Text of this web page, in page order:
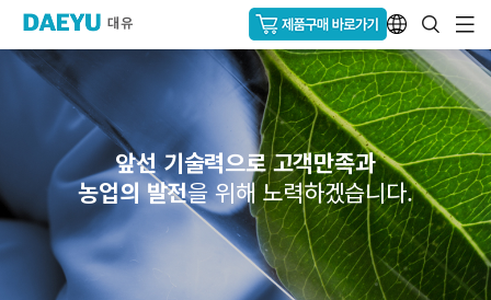
앞선 기술력으로 고객만족과
농업의 발전을 위해 노력하겠습니다.